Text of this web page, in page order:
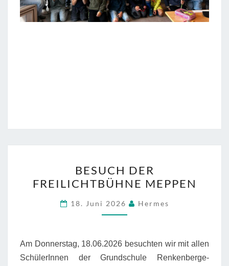
DER
FREILICHTBÜHNE
MEPPEN
BESUCH DER
FREILICHTBÜHNE MEPPEN
18. Juni 2026 Hermes
Am Donnerstag, 18.06.2026 besuchten wir mit allen
SchülerInnen der Grundschule Renkenberge-